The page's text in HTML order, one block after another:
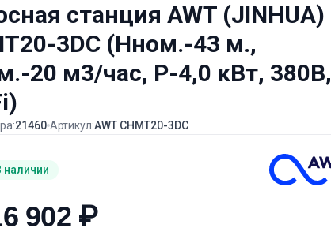
станция AWT (JINHUA)
3DC (Нном.-43 м.,
20 м3/час, Р-4,0 кВт, 380В,
21460 Артикул:AWT CHMT20-3DC
наличии
902 ₽